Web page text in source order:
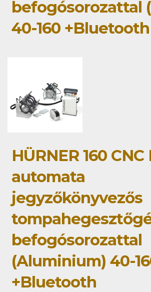
befogósorozattal
40-160 +Bluetooth
HÜRNER 160 CNC
automata
jegyzőkönyvezős
befogósorozattal
(Aluminium) 40-
+Bluetooth